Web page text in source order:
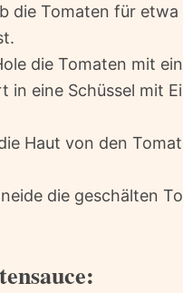
die Tomaten für
die Tomaten mit
in eine Schüssel mit
Haut von den
die geschälten